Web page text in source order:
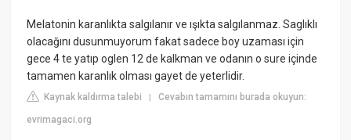
Melatonin karanlıkta salgılanır ve ışıkta salgılanmaz. Saglıklı
olacağını dusunmuyorum fakat sadece boy uzaması için
gece 4 te yatıp oglen 12 de kalkman ve odanın o sure içinde
tamamen karanlık olması gayet de yeterlidir.
Kaynak kaldırma talebi |Cevabın tamamını burada okuyun:
evrimagaci.org